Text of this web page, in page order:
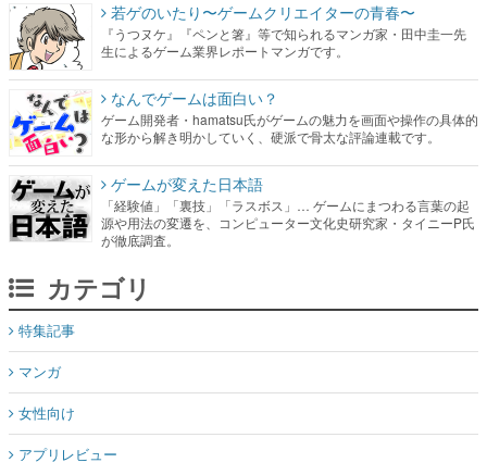
若ゲのいたり〜ゲームクリエイターの青春〜
『うつヌケ』『ペンと箸』等で知られるマンガ家・田中圭一先
生によるゲーム業界レポートマンガです。
なんでゲームは面白い？
ゲーム開発者・hamatsu氏がゲームの魅力を画面や操作の具体的
な形から解き明かしていく、硬派で骨太な評論連載です。
ゲームが変えた日本語
「経験値」「裏技」「ラスボス」… ゲームにまつわる言葉の起
源や用法の変遷を、コンピューター文化史研究家・タイニーP氏
が徹底調査。
カテゴリ
特集記事
マンガ
女性向け
アプリレビュー